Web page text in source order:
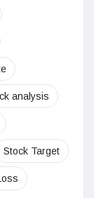
analysis
Stock Target